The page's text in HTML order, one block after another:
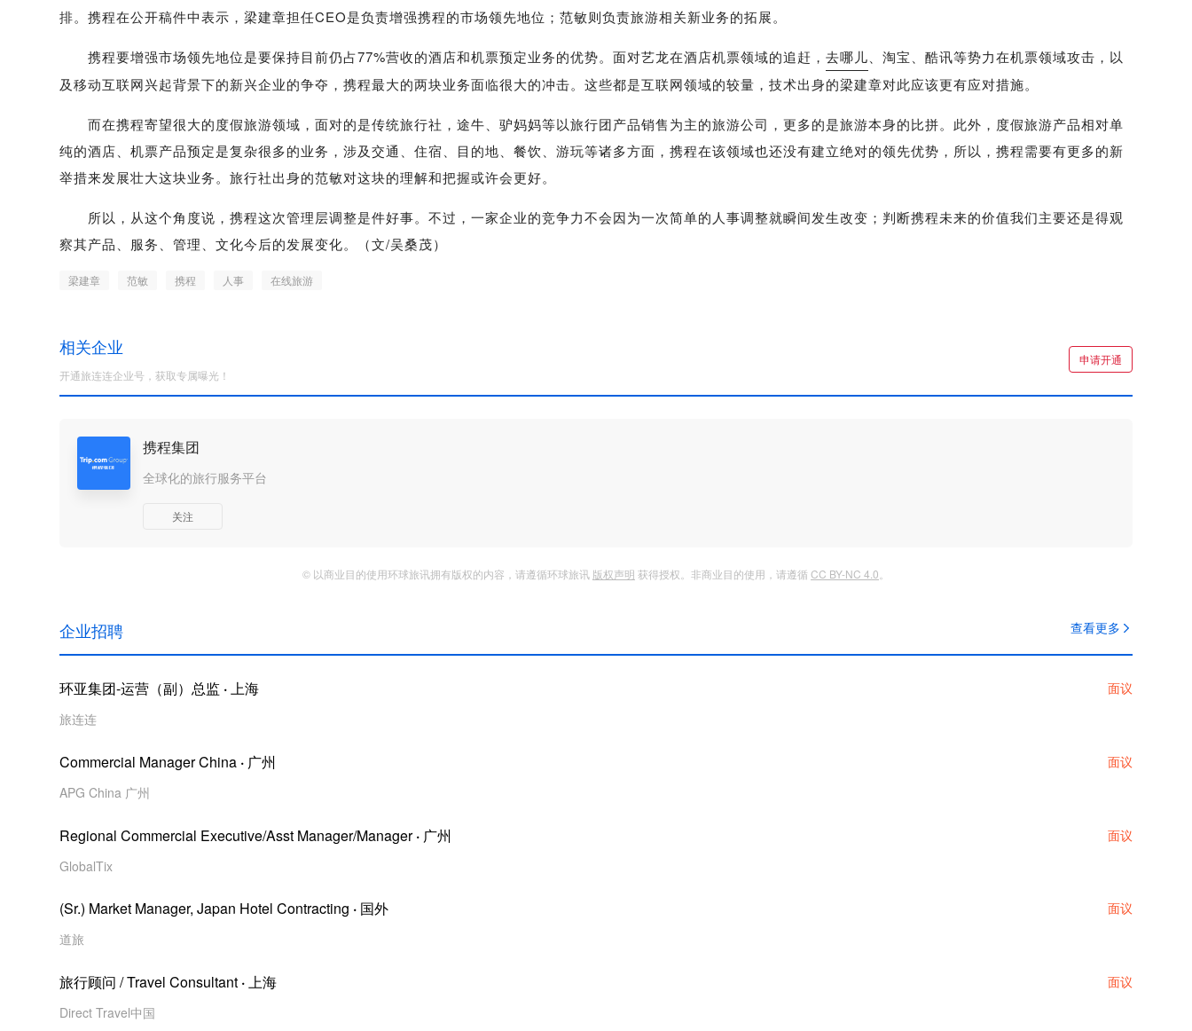
排。携程在公开稿件中表示，梁建章担任CEO是负责增强携程的市场领先地位；范敏则负责旅游相关新业务的拓展。
携程要增强市场领先地位是要保持目前仍占77%营收的酒店和机票预定业务的优势。面对艺龙在酒店机票领域的追赶，去哪儿 、淘宝、酷讯等势力在机票领域攻击，以
及移动互联网兴起背景下的新兴企业的争夺，携程最大的两块业务面临很大的冲击。这些都是互联网领域的较量，技术出身的梁建章对此应该更有应对措施。
而在携程寄望很大的度假旅游领域，面对的是传统旅行社，途牛、驴妈妈等以旅行团产品销售为主的旅游公司，更多的是旅游本身的比拼。此外，度假旅游产品相对单
纯的酒店、机票产品预定是复杂很多的业务，涉及交通、住宿、目的地、餐饮、游玩等诸多方面，携程在该领域也还没有建立绝对的领先优势，所以，携程需要有更多的新
举措来发展壮大这块业务。旅行社出身的范敏对这块的理解和把握或许会更好。
所以，从这个角度说，携程这次管理层调整是件好事。不过，一家企业的竞争力不会因为一次简单的人事调整就瞬间发生改变；判断携程未来的价值我们主要还是得观
察其产品、服务、管理、文化今后的发展变化。（文/吴桑茂）
梁建章 范敏 携程 人事 在线旅游
相关企业
开通旅连连企业号，获取专属曝光！
申请开通
携程集团
全球化的旅行服务平台
关注
© 以商业目的使用环球旅讯拥有版权的内容，请遵循环球旅讯 版权声明 获得授权。非商业目的使用，请遵循 CC BY-NC 4.0
企业招聘 查看更多
环亚集团-运营（副）总监 · 上海
面议
旅连连
Commercial Manager China · 广州
面议
APG China 广州
Regional Commercial Executive/Asst Manager/Manager· 广州
面议
GlobalTix
(Sr.) Market Manager, Japan Hotel Contracting · 国外
面议
道旅
旅行顾问 / Travel Consultant · 上海
面议
Direct Travel中国